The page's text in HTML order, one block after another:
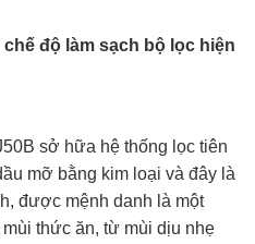
độ làm sạch bộ lọc hiện
sở hữa hệ thống lọc tiên
mỡ bằng kim loại và đây là
được mệnh danh là một
thức ăn, từ mùi dịu nhẹ